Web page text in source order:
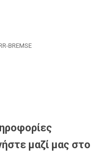
BREMSE
μαζί μας στο